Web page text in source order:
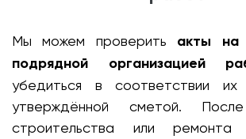
Мы можем проверить акты на
подрядной организацией
убедиться в соответствии
утверждённой сметой.
строительства или